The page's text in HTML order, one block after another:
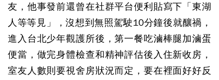
友，他事發前還曾在社群平台便利貼寫下「東湖
人等等見」，沒想到無照駕駛10分鐘後就釀禍，
進入台北少年觀護所後，第一餐吃滷棒腿加滷蛋
便當，做完身體檢查和精神評估後入住新收房，
室友人數則要視舍房狀況而定，要在裡面好好反